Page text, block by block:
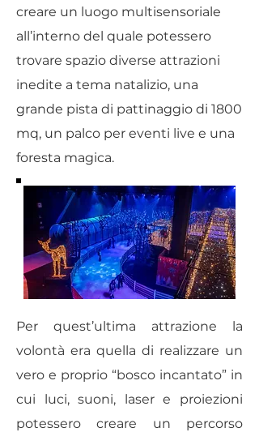
creare un luogo multisensoriale
all’interno del quale potessero
trovare spazio diverse attrazioni
inedite a tema natalizio, una
grande pista di pattinaggio di 1800
mq, un palco per eventi live e una
foresta magica.
Per quest’ultima attrazione la
volontà era quella di realizzare un
vero e proprio “bosco incantato” in
cui luci, suoni, laser e proiezioni
potessero creare un percorso